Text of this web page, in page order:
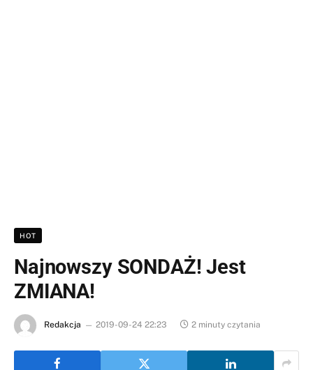
HOT
Najnowszy SONDAŻ! Jest
ZMIANA!
Redakcja 2019-09-24 22:23 2 minuty czytania